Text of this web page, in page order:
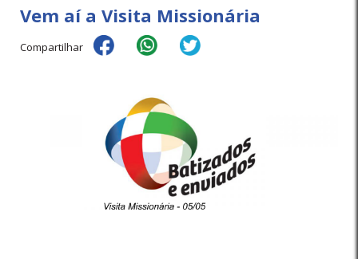
Vem aí a Visita Missionária
Compartilhar